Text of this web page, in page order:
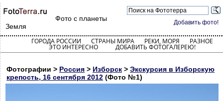
Добавить фото!
Фото с планеты
Земля
ГОРОДА РОССИИ СТРАНЫ МИРА РЕКИ, МОРЯ РАЗНОЕ
ЭТО ИНТЕРЕСНО ДОБАВИТЬ ФОТОГАЛЕРЕЮ!
Фотографии > Россия > Изборск > Экскурсия в Изборскую
крепость, 16 сентября 2012 (Фото №1)